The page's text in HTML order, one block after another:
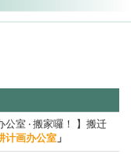
公室 ‧ 搬家囉！ 】搬迁
计画办公室」